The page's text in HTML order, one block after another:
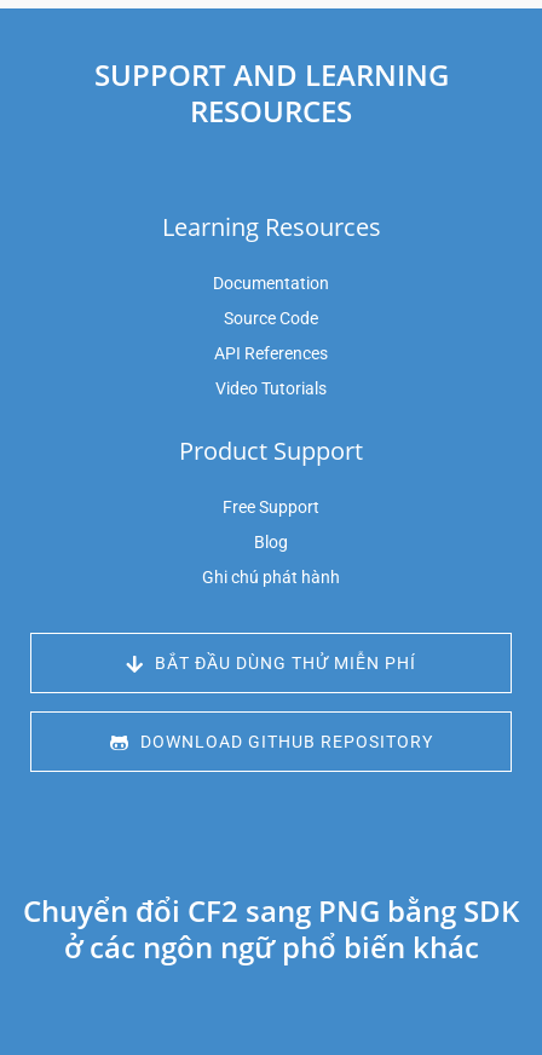
SUPPORT AND LEARNING
RESOURCES
Learning Resources
Documentation
Source Code
API References
Video Tutorials
Product Support
Free Support
Blog
Ghi chú phát hành
BẮT ĐẦU DÙNG THỬ MIỄN PHÍ
DOWNLOAD GITHUB REPOSITORY
Chuyển đổi CF2 sang PNG bằng SDK
ở các ngôn ngữ phổ biến khác